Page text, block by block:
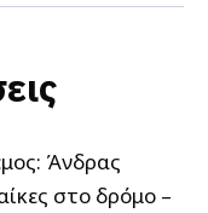
Άνδρας
στο δρόμο –